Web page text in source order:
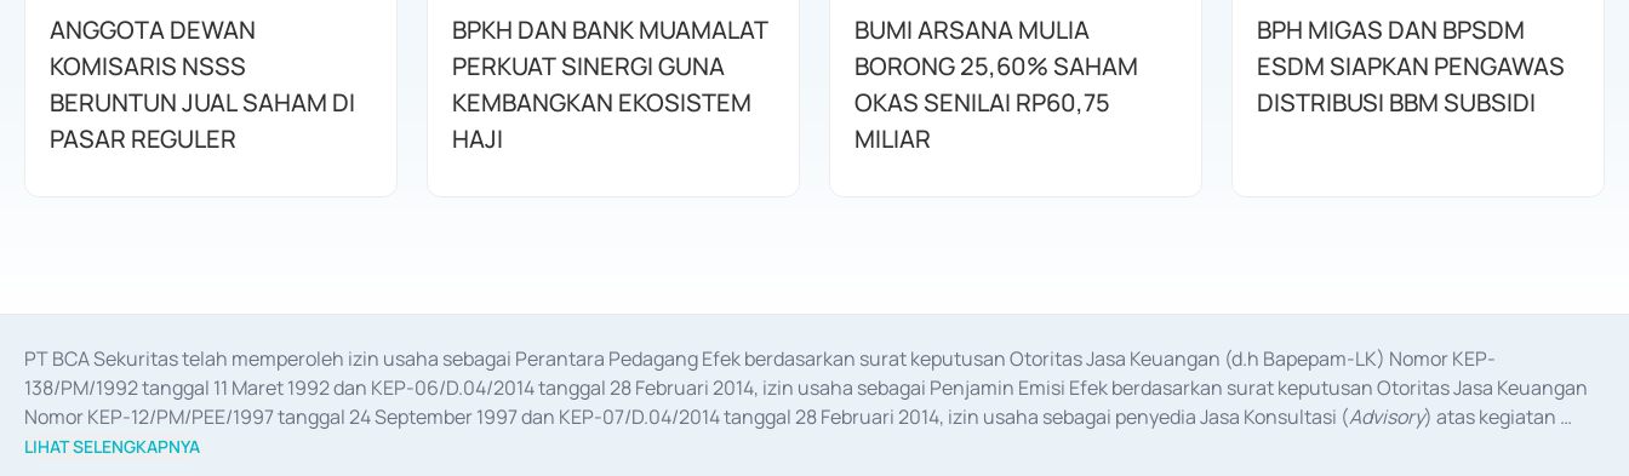
ANGGOTA DEWAN
KOMISARIS NSSS
BERUNTUN JUAL SAHAM DI
PASAR REGULER
BPKH DAN BANK MUAMALAT
PERKUAT SINERGI GUNA
KEMBANGKAN EKOSISTEM
HAJI
BUMI ARSANA MULIA
BORONG 25,60% SAHAM
OKAS SENILAI RP60,75
MILIAR
BPH MIGAS DAN BPSDM
ESDM SIAPKAN PENGAWAS
DISTRIBUSI BBM SUBSIDI
PT BCA Sekuritas telah memperoleh izin usaha sebagai Perantara Pedagang Efek berdasarkan surat keputusan Otoritas Jasa Keuangan (d.h Bapepam-LK) Nomor KEP-
138/PM/1992 tanggal 11 Maret 1992 dan KEP-06/D.04/2014 tanggal 28 Februari 2014, izin usaha sebagai Penjamin Emisi Efek berdasarkan surat keputusan Otoritas Jasa Keuangan
Nomor KEP-12/PM/PEE/1997 tanggal 24 September 1997 dan KEP-07/D.04/2014 tanggal 28 Februari 2014, izin usaha sebagai penyedia Jasa Konsultasi (Advisory) atas kegiatan
merger, akuisisi, divestasi, dan
LIHAT SELENGKAPNYA